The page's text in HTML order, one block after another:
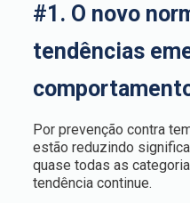
#1. O novo
tendências
Por prevenção contra
estão reduzindo
quase todas as
tendência continue.